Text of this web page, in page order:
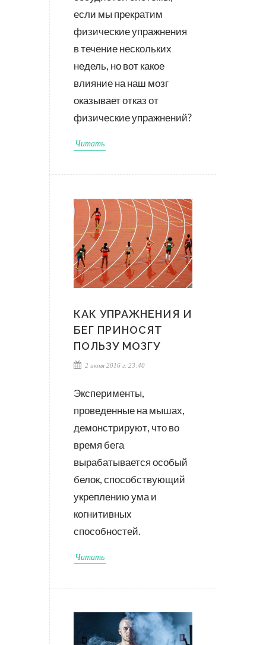
если мы прекратим
физические упражнения
в течение нескольких
недель, но вот какое
влияние на наш мозг
оказывает отказ от
физические упражнений?
Читать
КАК УПРАЖНЕНИЯ И
БЕГ ПРИНОСЯТ
ПОЛЬЗУ МОЗГУ
2 июня 2016 г. 23:40
Эксперименты,
проведенные на мышах,
демонстрируют, что во
время бега
вырабатывается особый
белок, способствующий
укреплению ума и
когнитивных
способностей.
Читать